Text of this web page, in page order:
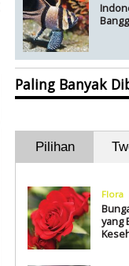
Paling Banyak
Pilihan
Flora
yang